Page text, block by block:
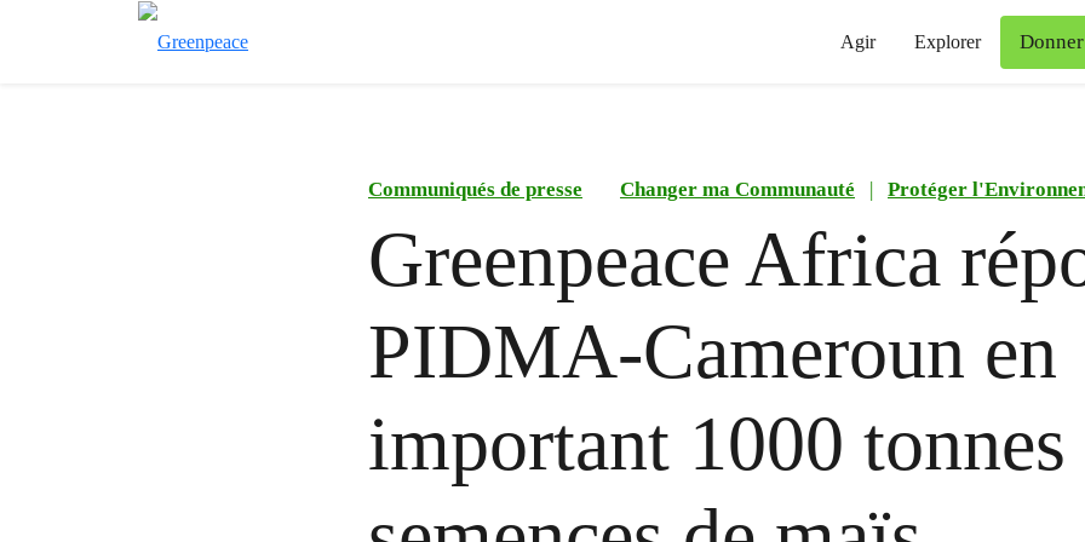
Agir Explorer Donner
Communiqués de presse Changer ma Communauté | Protéger
Greenpeace Africa
PIDMA-Cameroun en
important 1000 tonnes